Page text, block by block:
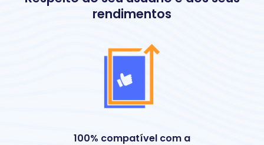
rendimentos
100% compatível com a